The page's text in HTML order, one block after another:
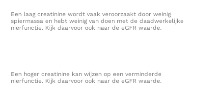
Een laag creatinine wordt vaak veroorzaakt door weinig
spiermassa en hebt weinig van doen met de daadwerkelijke
nierfunctie. Kijk daarvoor ook naar de eGFR waarde.
Een hoger creatinine kan wijzen op een verminderde
nierfunctie. Kijk daarvoor ook naar de eGFR waarde.